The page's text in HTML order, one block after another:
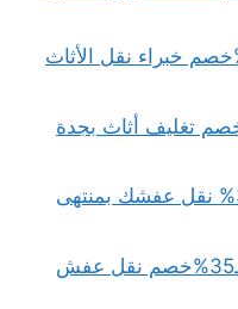
عفش بمكه المكرمه بـ35%خصم خبراء نقل الأثاث
اثاث بجدة بـ35%خصم تغليف أثاث بجدة
نقل عفش من جدة للدمام بـ35% نقل عفشك بمنتهى
نقل عفش جدة ابحر الشمالية بـ35%خصم نقل عفش